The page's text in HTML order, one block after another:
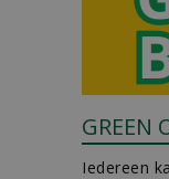
GREEN
Iedereen